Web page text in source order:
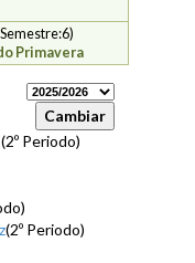
Primavera
(2º Periodo)
(2º Periodo)